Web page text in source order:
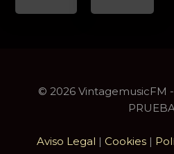
© 2026 VintagemusicFM
Aviso Legal | Cookies|